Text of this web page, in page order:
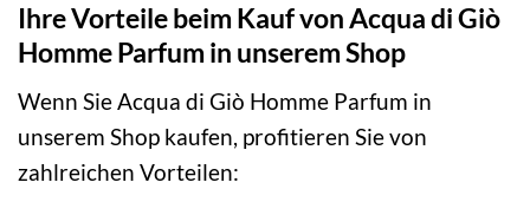
Ihre Vorteile beim Kauf von Acqua di Giò
Homme Parfum in unserem Shop
Wenn Sie Acqua di Giò Homme Parfum in
unserem Shop kaufen, profitieren Sie von
zahlreichen Vorteilen: